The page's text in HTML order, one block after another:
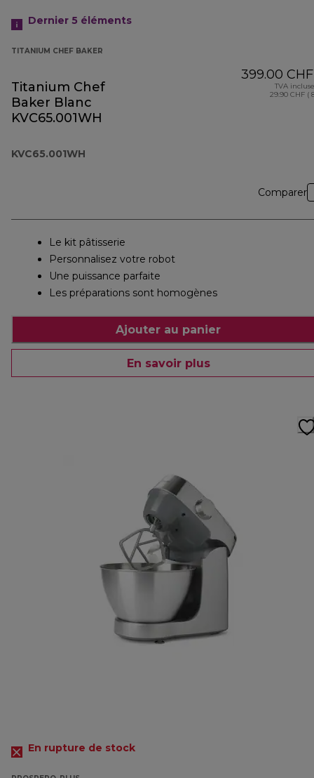
Dernier 5 éléments
TITANIUM CHEF BAKER
Titanium Chef
Baker Blanc
KVC65.001WH
KVC65.001WH
399.00 CHF
TVA
29.90 CHF (
Comparer
Le kit pâtisserie
Personnalisez votre robot
Une puissance parfaite
Les préparations sont homogènes
Ajouter au panier
En savoir plus
En rupture de stock